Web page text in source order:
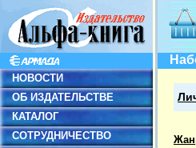
НОВОСТИ
ОБ ИЗДАТЕЛЬСТВЕ
КАТАЛОГ
СОТРУДНИЧЕСТВО